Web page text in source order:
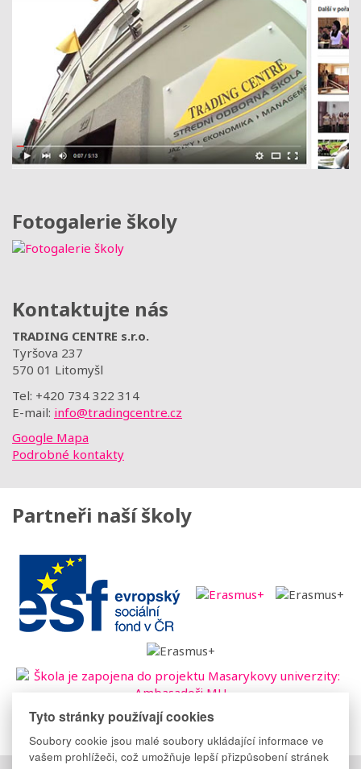
Fotogalerie školy
Kontaktujte nás
TRADING CENTRE s.r.o.
Tyršova 237
570 01 Litomyšl
Tel: +420 734 322 314
E-mail: info@tradingcentre.cz
Google Mapa
Podrobné kontakty
Partneři naší školy
Tyto stránky používají cookies
Soubory cookie jsou malé soubory ukládající informace ve
vašem prohlížeči, což umožňuje lepší přizpůsobení stránek